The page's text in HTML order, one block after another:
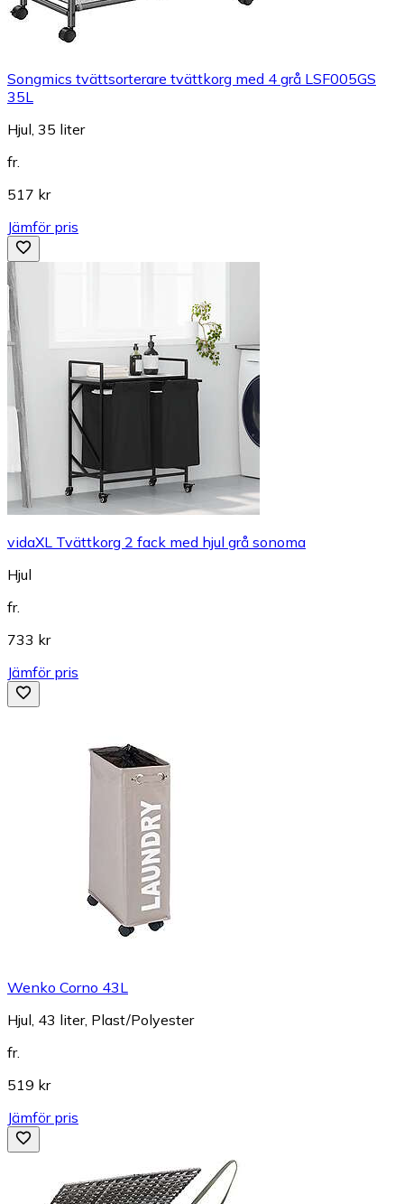
Songmics tvättsorterare tvättkorg med 4 grå LSF005GS
35L
Hjul, 35 liter
fr.
517 kr
Jämför pris
vidaXL Tvättkorg 2 fack med hjul grå sonoma
Hjul
fr.
733 kr
Jämför pris
Wenko Corno 43L
Hjul, 43 liter, Plast/Polyester
fr.
519 kr
Jämför pris